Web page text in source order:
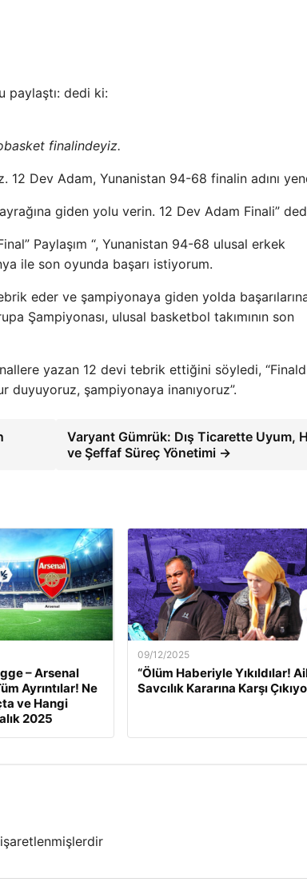
paylaştı: dedi ki:
finalindeyiz.
12 Dev Adam, Yunanistan 94-68 finalin adını
giden yolu verin. 12 Dev Adam Finali”
Paylaşım “, Yunanistan 94-68 ulusal erkek
ile son oyunda başarı istiyorum.
eder ve şampiyonaya giden yolda
Şampiyonası, ulusal basketbol takımının son
yazan 12 devi tebrik ettiğini söyledi,
duyuyoruz, şampiyonaya inanıyoruz”.
Varyant Gümrük: Dış Ticarette Uyum,
ve Şeffaf Süreç Yönetimi →
– Arsenal
Ayrıntılar! Ne
ve Hangi
2025
09/12/2025
“Ölüm Haberiyle Yıkıldılar!
Savcılık Kararına Karşı